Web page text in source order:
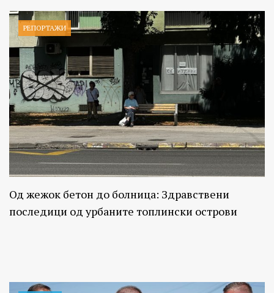
РЕПОРТАЖИ
Од жежок бетон до болница: Здравствени
последици од урбаните топлински острови